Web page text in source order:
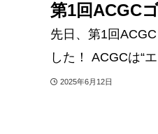
第1回ACGC
先日、第1回
した！ ACGCは“
2025年6月12日